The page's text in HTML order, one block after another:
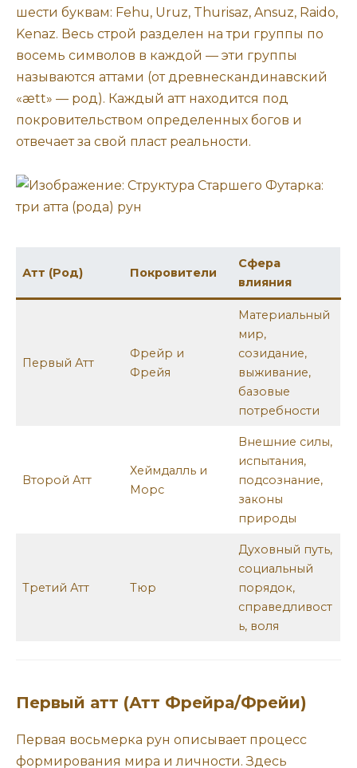
шести буквам: Fehu, Uruz, Thurisaz, Ansuz, Raido,
Kenaz. Весь строй разделен на три группы по
восемь символов в каждой — эти группы
называются аттами (от древнескандинавский
«ætt» — род). Каждый атт находится под
покровительством определенных богов и
отвечает за свой пласт реальности.
Атт (Род) Покровители
Сфера
влияния
Первый Атт
Фрейр и
Фрейя
Материальный
мир,
созидание,
выживание,
базовые
потребности
Второй Атт
Хеймдалль и
Морс
Внешние силы,
испытания,
подсознание,
законы
природы
Третий Атт Тюр
Духовный путь,
социальный
порядок,
справедливост
ь, воля
Первый атт (Атт Фрейра/Фрейи)
Первая восьмерка рун описывает процесс
формирования мира и личности. Здесь